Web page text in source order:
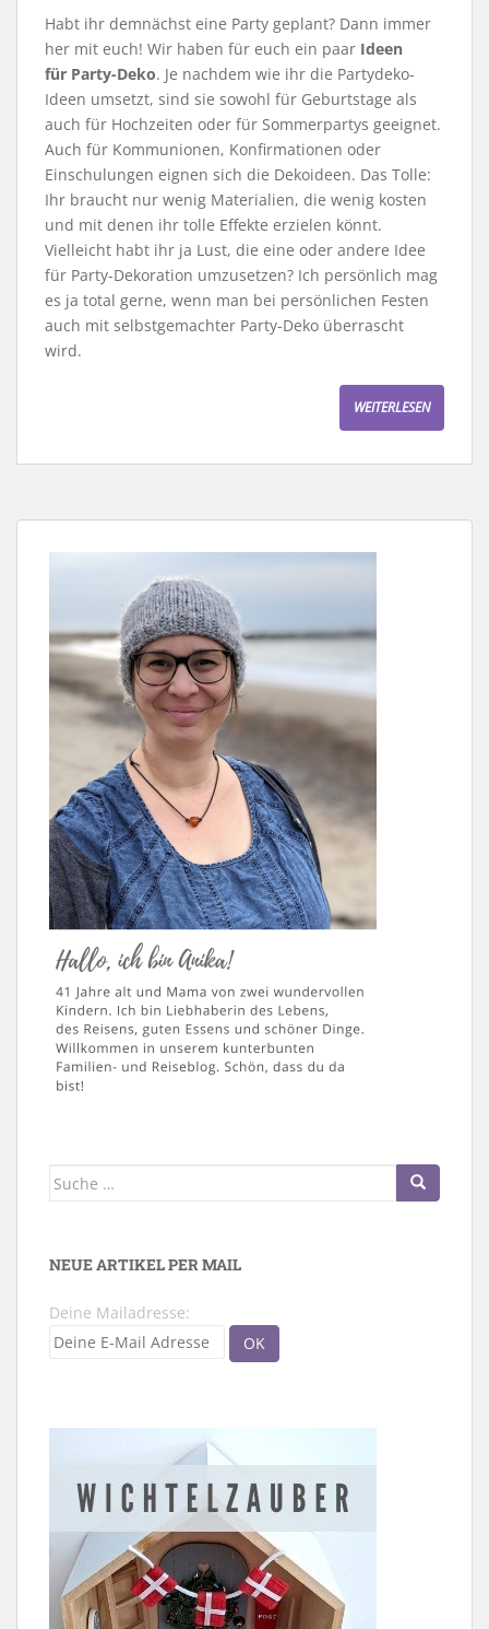
Habt ihr demnächst eine Party geplant? Dann immer
her mit euch! Wir haben für euch ein paar Ideen
für Party-Deko. Je nachdem wie ihr die Partydeko-
Ideen umsetzt, sind sie sowohl für Geburtstage als
auch für Hochzeiten oder für Sommerpartys geeignet.
Auch für Kommunionen, Konfirmationen oder
Einschulungen eignen sich die Dekoideen. Das Tolle:
Ihr braucht nur wenig Materialien, die wenig kosten
und mit denen ihr tolle Effekte erzielen könnt.
Vielleicht habt ihr ja Lust, die eine oder andere Idee
für Party-Dekoration umzusetzen? Ich persönlich mag
es ja total gerne, wenn man bei persönlichen Festen
auch mit selbstgemachter Party-Deko überrascht
wird.
WEITERLESEN
Suche
NEUE ARTIKEL PER MAIL
Deine Mailadresse: